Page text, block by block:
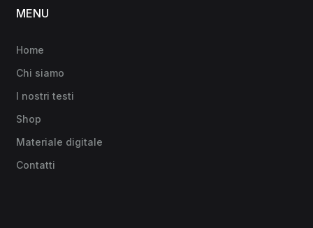
MENU
Home
Chi siamo
I nostri testi
Shop
Materiale digitale
Contatti